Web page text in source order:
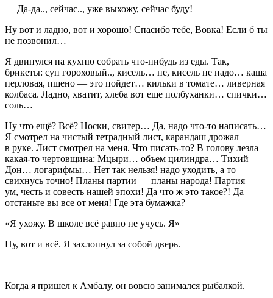
— Да-да.., сейчас.., уже выхожу, сейчас буду!
Ну вот и ладно, вот и хорошо! Спасибо тебе, Вовка! Если б ты
не позвонил…
Я двинулся на кухню собрать что-нибудь из еды. Так,
брикеты: суп гороховый.., кисель… не, кисель не надо… каша
перловая, пшено — это пойдет… кильки в томате… ливерная
колбаса. Ладно, хватит, хлеба вот еще полбуханки… спички…
соль…
Ну что ещё? Всё? Носки, свитер… Да, надо что-то написать…
Я смотрел на чистый тетрадный лист, карандаш дрожал
в руке. Лист смотрел на меня. Что писать-то? В голову лезла
какая-то чертовщина: Мцыри… объем цилиндра… Тихий
Дон… логарифмы… Нет так нельзя! надо уходить, а то
свихнусь точно! Планы партии — планы народа! Партия —
ум, честь и совесть нашей эпохи! Да что ж это такое?! Да
отстаньте вы все от меня! Где эта бумажка?
«Я ухожу. В школе всё равно не учусь. Я»
Ну, вот и всё. Я захлопнул за собой дверь.
Когда я пришел к Амбалу, он вовсю занимался рыбалкой.